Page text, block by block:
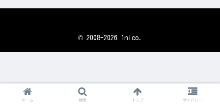
© 2008-2026 1nico.
ホーム 検索 トップ サイドバー